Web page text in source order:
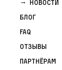
Новости
Блог
FAQ
Отзывы
Партнёрам